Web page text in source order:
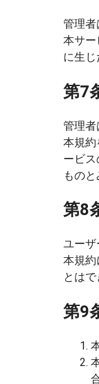
管理
本サ
に生
第7
管理
本規
ービ
もの
第8
ユー
本規
とは
第9